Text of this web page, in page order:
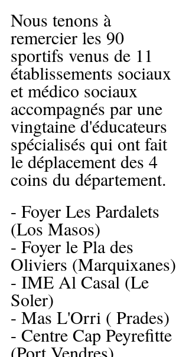
Nous tenons à
remercier les 90
sportifs venus de 11
établissements sociaux
et médico sociaux
accompagnés par une
vingtaine d'éducateurs
spécialisés qui ont fait
le déplacement des 4
coins du département.
- Foyer Les Pardalets
(Los Masos)
- Foyer le Pla des
Oliviers (Marquixanes)
- IME Al Casal (Le
Soler)
- Mas L'Orri ( Prades)
- Centre Cap Peyrefitte
(Port Vendres)